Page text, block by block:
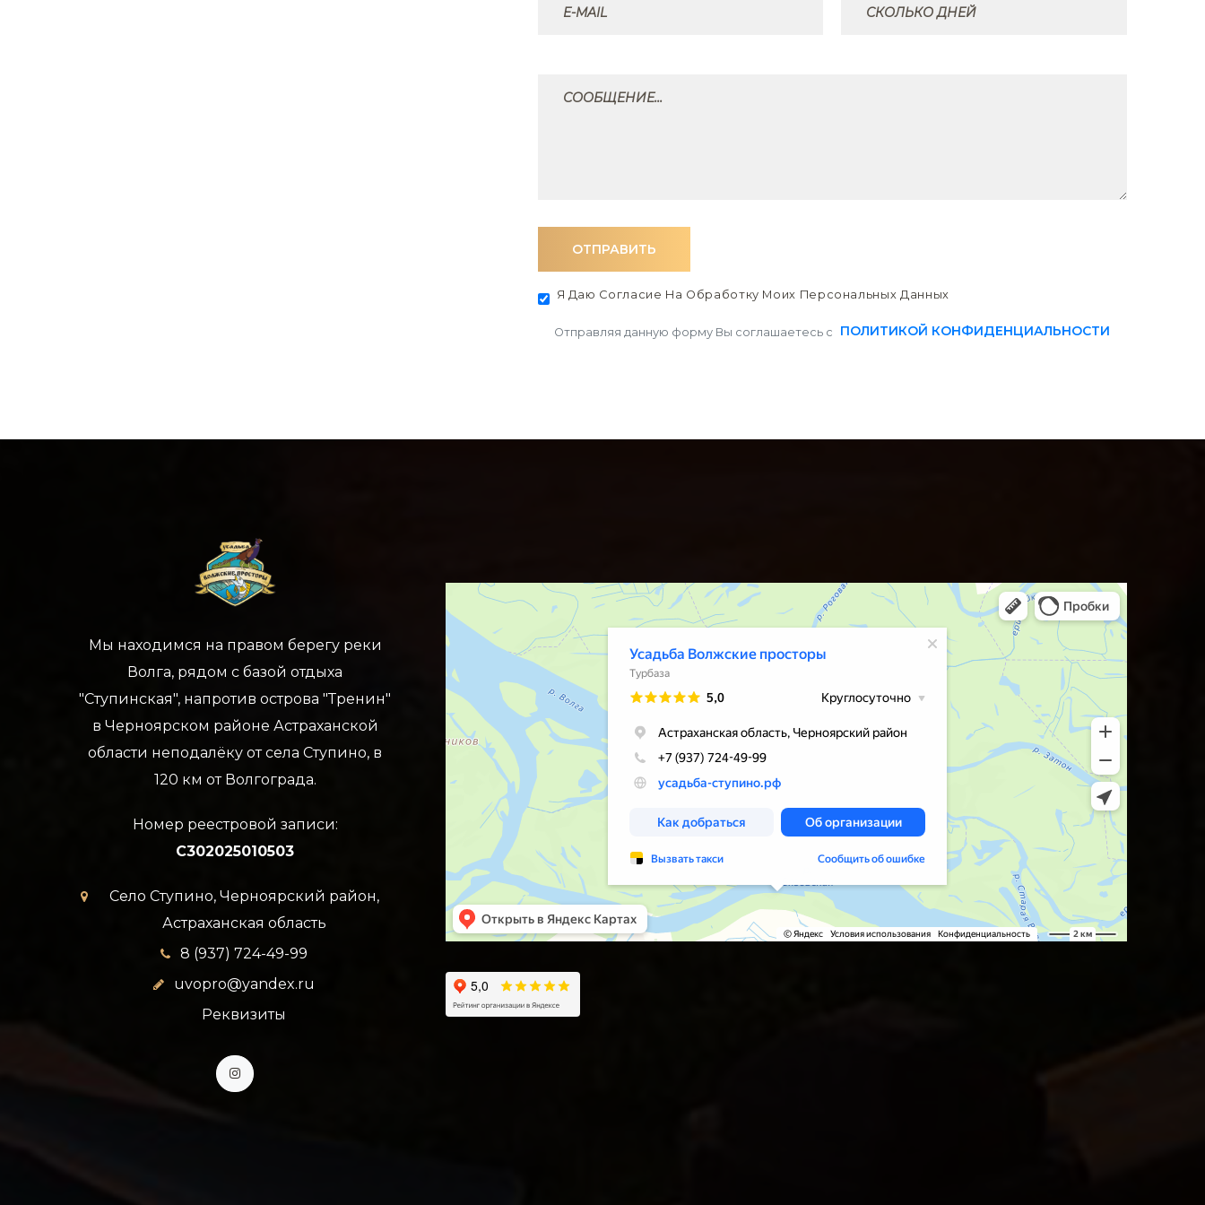
ОТПРАВИТЬ
Я Даю Согласие На Обработку Моих Персональных Данных
Отправляя данную форму Вы соглашаетесь с ПОЛИТИКОЙ КОНФИДЕНЦИАЛЬНОСТИ
Мы находимся на правом берегу реки
Волга, рядом с базой отдыха
"Ступинская", напротив острова "Тренин"
в Черноярском районе Астраханской
области неподалёку от села Ступино, в
120 км от Волгограда.
Номер реестровой записи:
C302025010503
Село Ступино, Черноярский район,
Астраханская область
8 (937) 724-49-99
uvopro@yandex.ru
Реквизиты